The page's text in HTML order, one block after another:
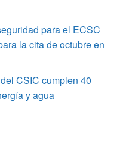
para el ECSC
la cita de octubre en
CSIC cumplen 40
y agua